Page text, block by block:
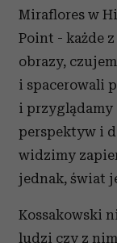
Miraflores w
Point - każde
obrazy,
i spacerowali
i przyglądamy
perspektyw i
widzimy
jednak, świat
Kossakowski
ludzi czy z